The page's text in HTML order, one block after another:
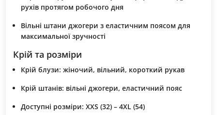
рухів протягом робочого дня
Вільні штани джогери з еластичним поясом для
максимальної зручності
Крій та розміри
Крій блузи: жіночий, вільний, короткий рукав
Крій штанів: вільні джогери, еластичний пояс
Доступні розміри: XXS (32) – 4XL (54)